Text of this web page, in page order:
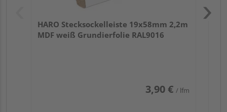
HARO Stecksockelleiste 19x58mm 2,2m
MDF weiß Grundierfolie RAL9016
3,90 € / lfm